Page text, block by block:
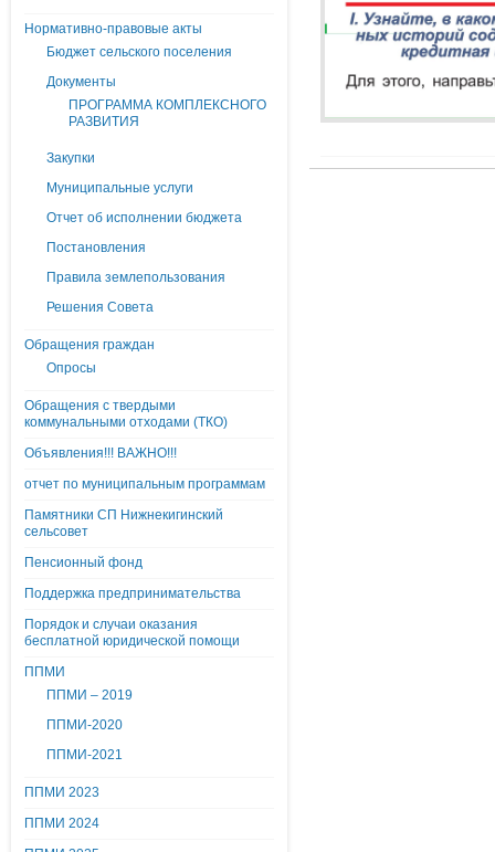
Нормативно-правовые акты
Бюджет сельского поселения
Документы
ПРОГРАММА КОМПЛЕКСНОГО
РАЗВИТИЯ
Закупки
Муниципальные услуги
Отчет об исполнении бюджета
Постановления
Правила землепользования
Решения Совета
Обращения граждан
Опросы
Обращения с твердыми
коммунальными отходами (ТКО)
Объявления!!! ВАЖНО!!!
отчет по муниципальным программам
Памятники СП Нижнекигинский
сельсовет
Пенсионный фонд
Поддержка предпринимательства
Порядок и случаи оказания
бесплатной юридической помощи
ППМИ
ППМИ – 2019
ППМИ-2020
ППМИ-2021
ППМИ 2023
ППМИ 2024